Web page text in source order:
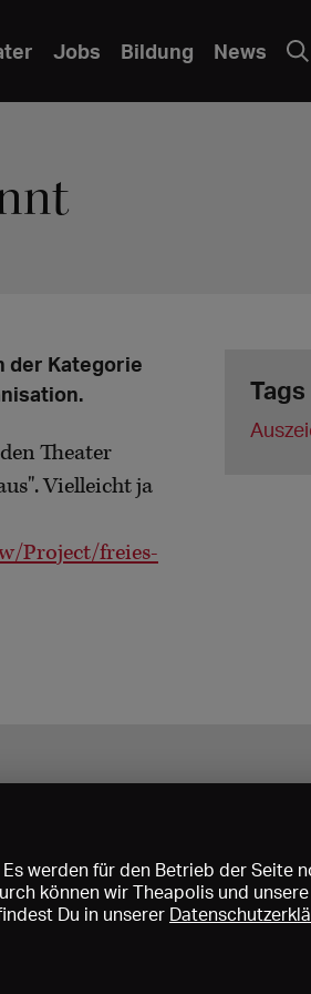
Jobs Bildung News
der Kategorie
Theater
Vielleicht ja
Project/freies-
Tags
werden für den Betrieb der Seite
können wir Theapolis und
Du in unserer